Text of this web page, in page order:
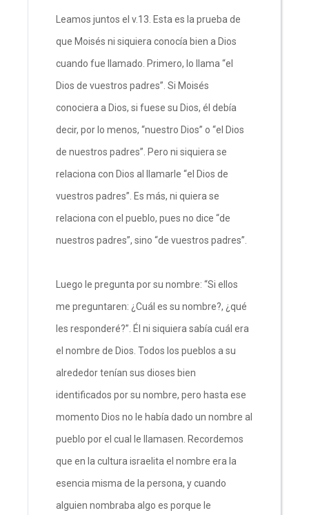
Leamos juntos el v.13. Esta es la prueba de
que Moisés ni siquiera conocía bien a Dios
cuando fue llamado. Primero, lo llama “el
Dios de vuestros padres”. Si Moisés
conociera a Dios, si fuese su Dios, él debía
decir, por lo menos, “nuestro Dios” o “el Dios
de nuestros padres”. Pero ni siquiera se
relaciona con Dios al llamarle “el Dios de
vuestros padres”. Es más, ni quiera se
relaciona con el pueblo, pues no dice “de
nuestros padres”, sino “de vuestros padres”.
Luego le pregunta por su nombre: “Si ellos
me preguntaren: ¿Cuál es su nombre?, ¿qué
les responderé?”. Él ni siquiera sabía cuál era
el nombre de Dios. Todos los pueblos a su
alrededor tenían sus dioses bien
identificados por su nombre, pero hasta ese
momento Dios no le había dado un nombre al
pueblo por el cual le llamasen. Recordemos
que en la cultura israelita el nombre era la
esencia misma de la persona, y cuando
alguien nombraba algo es porque le